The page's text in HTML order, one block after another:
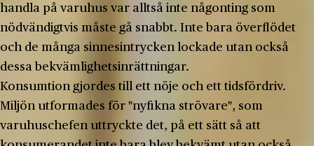
handla på varuhus var alltså inte någonting som
nödvändigtvis måste gå snabbt. Inte bara överflödet
och de många sinnesintrycken lockade utan också
dessa bekvämlighetsinrättningar.
Konsumtion gjordes till ett nöje och ett tidsfördriv.
Miljön utformades för "nyfikna strövare", som
varuhuschefen uttryckte det, på ett sätt så att